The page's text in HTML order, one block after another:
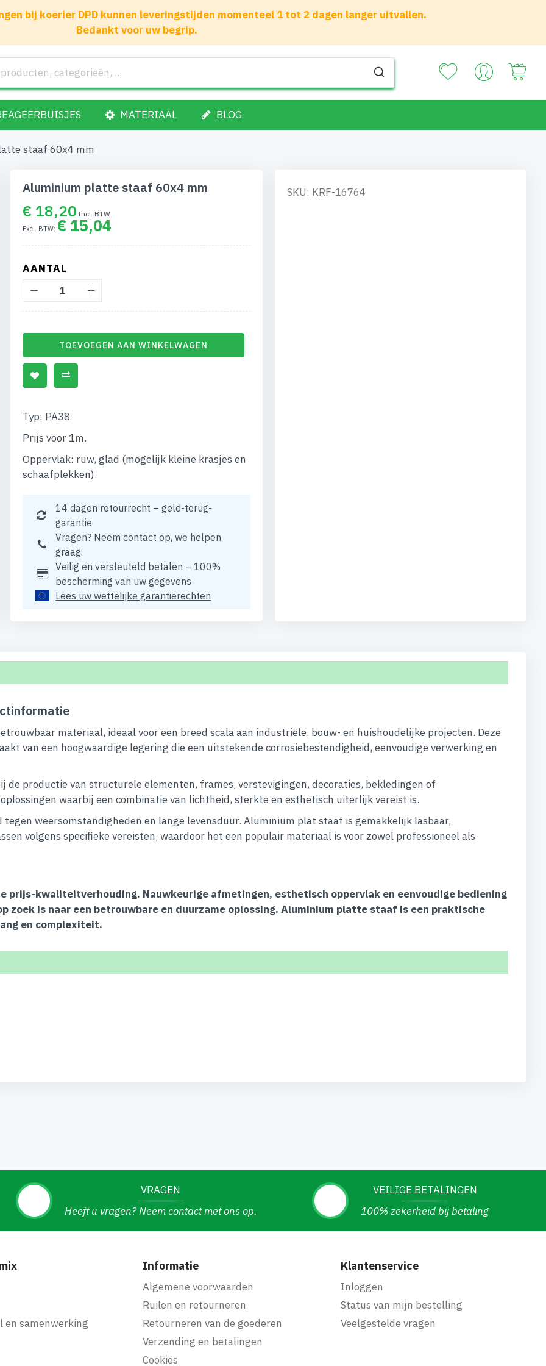
bij koerier DPD kunnen leveringstijden momenteel 1 tot 2 dagen langer uitvallen.
Bedankt voor uw begrip.
MATERIAAL BLOG
staaf 60x4 mm
Aluminium platte staaf 60x4 mm
€ 18,20
€ 15,04
AANTAL
TOEVOEGEN AAN WINKELWAGEN
Typ: PA38
Prijs voor 1m.
Oppervlak: ruw, glad (mogelijk kleine krasjes en
schaafplekken).
14 dagen retourrecht – geld-terug-
garantie
Vragen? Neem contact op, we helpen
graag.
Veilig en versleuteld betalen – 100%
bescherming van uw gegevens
Lees uw wettelijke garantierechten
SKU: KRF-16764
materiaal, ideaal voor een breed scala aan industriële, bouw- en huishoudelijke projecten. Deze
van een hoogwaardige legering die een uitstekende corrosiebestendigheid, eenvoudige verwerking en
productie van structurele elementen, frames, verstevigingen, decoraties, bekledingen of
waarbij een combinatie van lichtheid, sterkte en esthetisch uiterlijk vereist is.
weersomstandigheden en lange levensduur. Aluminium plat staaf is gemakkelijk lasbaar,
volgens specifieke vereisten, waardoor het een populair materiaal is voor zowel professioneel als
kwaliteitverhouding. Nauwkeurige afmetingen, esthetisch oppervlak en eenvoudige bediening
zoek is naar een betrouwbare en duurzame oplossing. Aluminium platte staaf is een praktische
en complexiteit.
VRAGEN
Heeft u vragen? Neem contact met ons op.
VEILIGE BETALINGEN
100% zekerheid bij betaling
en samenwerking
Informatie
Algemene voorwaarden
Ruilen en retourneren
Retourneren van de goederen
Verzending en betalingen
Cookies
Klantenservice
Inloggen
Status van mijn bestelling
Veelgestelde vragen